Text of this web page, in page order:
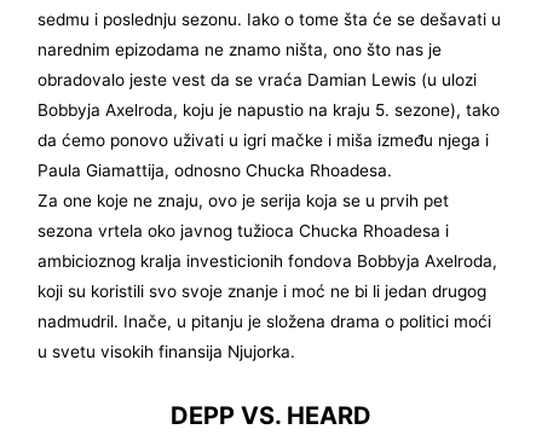
sedmu i poslednju sezonu. Iako o tome šta će se dešavati u
narednim epizodama ne znamo ništa, ono što nas je
obradovalo jeste vest da se vraća Damian Lewis (u ulozi
Bobbyja Axelroda, koju je napustio na kraju 5. sezone), tako
da ćemo ponovo uživati u igri mačke i miša između njega i
Paula Giamattija, odnosno Chucka Rhoadesa.
Za one koje ne znaju, ovo je serija koja se u prvih pet
sezona vrtela oko javnog tužioca Chucka Rhoadesa i
ambicioznog kralja investicionih fondova Bobbyja Axelroda,
koji su koristili svo svoje znanje i moć ne bi li jedan drugog
nadmudril. Inače, u pitanju je složena drama o politici moći
u svetu visokih finansija Njujorka.
DEPP VS. HEARD